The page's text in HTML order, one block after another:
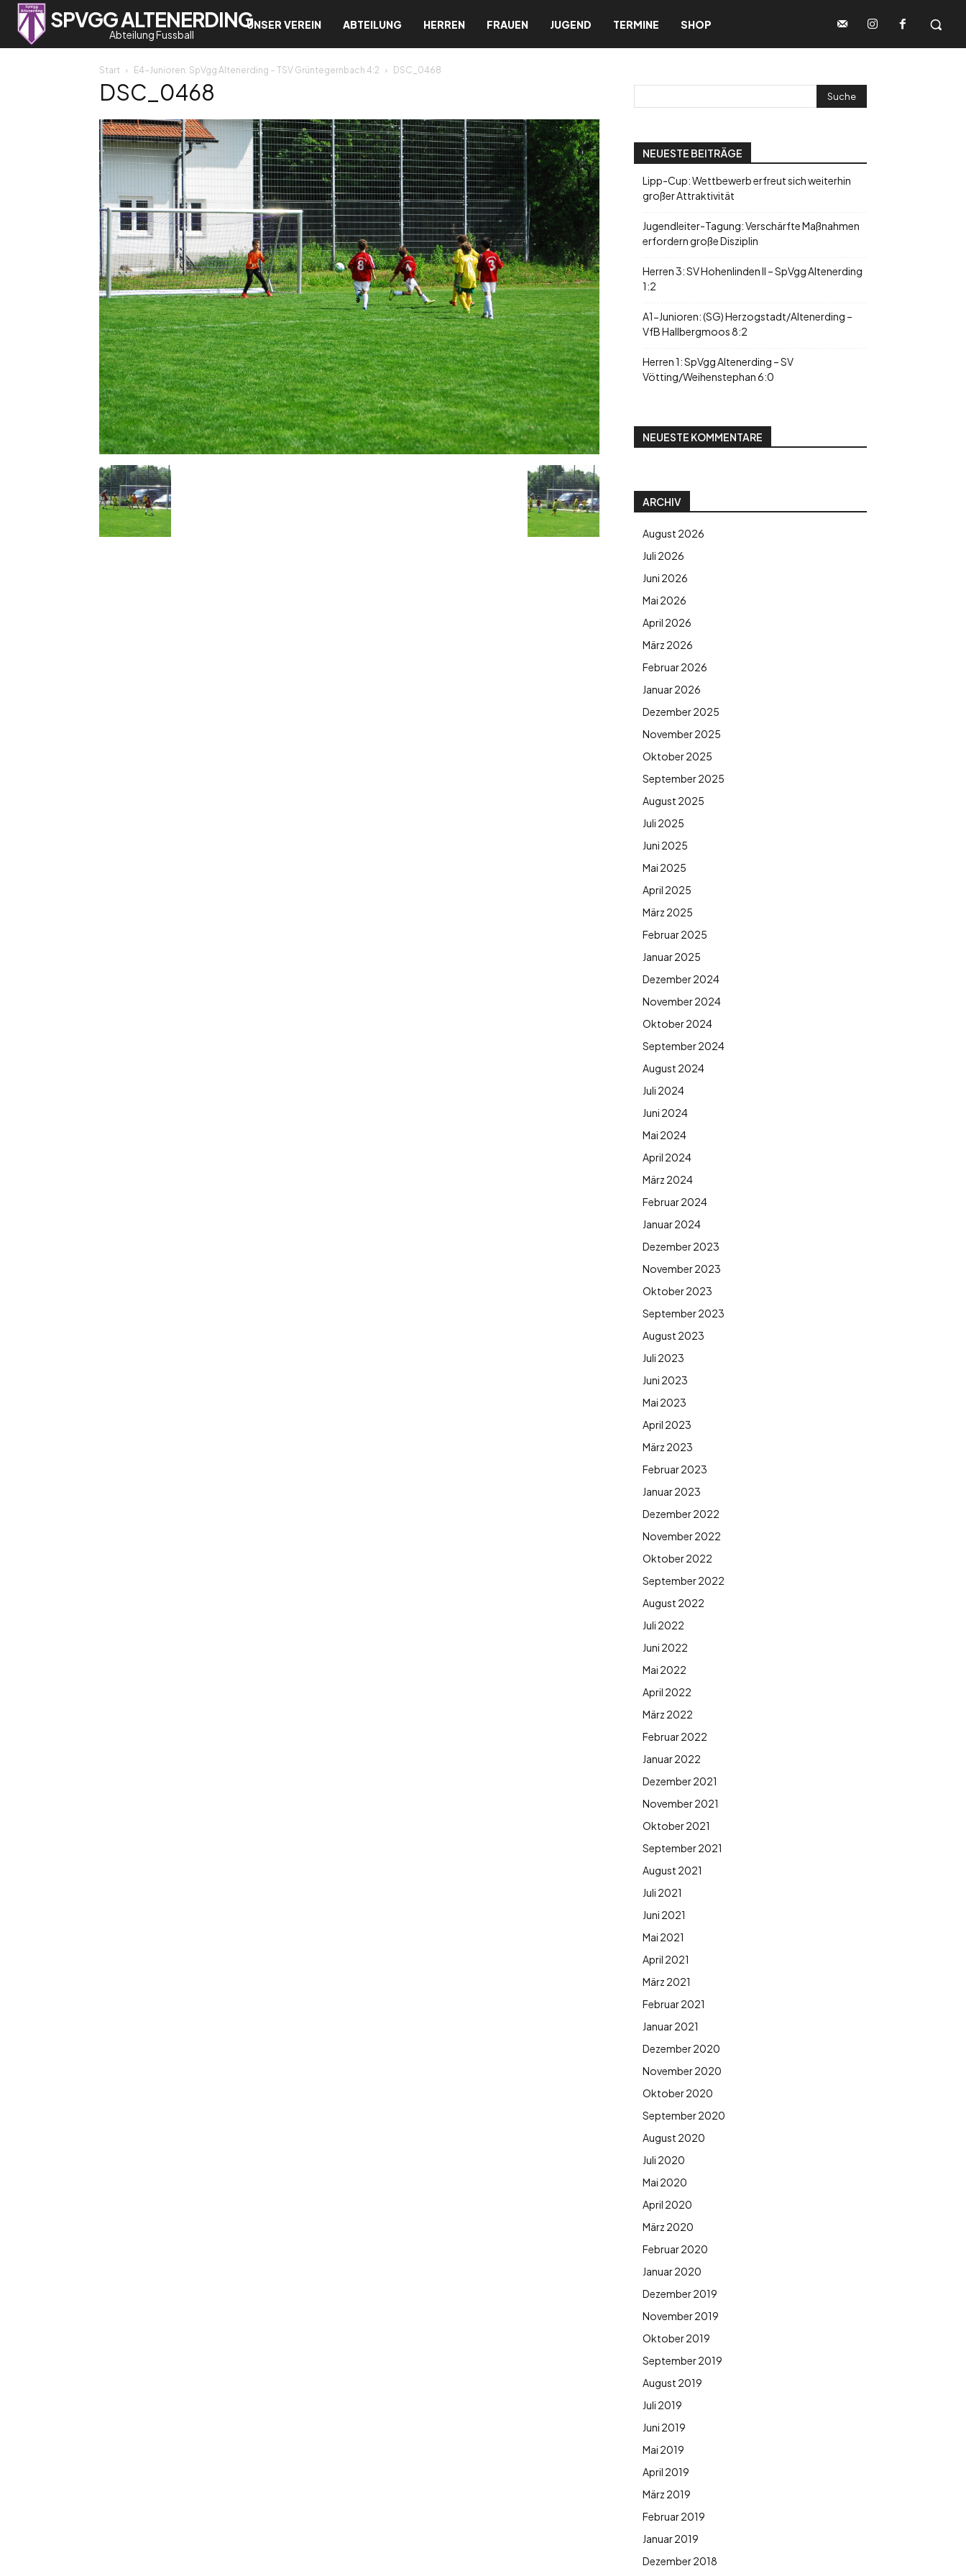
SPVGG ALTENERDING
Abteilung Fussball
UNSER VEREIN ABTEILUNG HERREN FRAUEN JUGEND TERMINE SHOP
Start E4-Junioren: SpVgg Altenerding – TSV Grüntegernbach 4:2 DSC_0468
DSC_0468
NEUESTE BEITRÄGE
Lipp-Cup: Wettbewerb erfreut sich weiterhin
großer Attraktivität
Jugendleiter-Tagung: Verschärfte Maßnahmen
erfordern große Disziplin
Herren 3: SV Hohenlinden II – SpVgg Altenerding
1:2
A1-Junioren: (SG) Herzogstadt/Altenerding –
VfB Hallbergmoos 8:2
Herren 1: SpVgg Altenerding – SV
Vötting/Weihenstephan 6:0
NEUESTE KOMMENTARE
ARCHIV
August 2026
Juli 2026
Juni 2026
Mai 2026
April 2026
März 2026
Februar 2026
Januar 2026
Dezember 2025
November 2025
Oktober 2025
September 2025
August 2025
Juli 2025
Juni 2025
Mai 2025
April 2025
März 2025
Februar 2025
Januar 2025
Dezember 2024
November 2024
Oktober 2024
September 2024
August 2024
Juli 2024
Juni 2024
Mai 2024
April 2024
März 2024
Februar 2024
Januar 2024
Dezember 2023
November 2023
Oktober 2023
September 2023
August 2023
Juli 2023
Juni 2023
Mai 2023
April 2023
März 2023
Februar 2023
Januar 2023
Dezember 2022
November 2022
Oktober 2022
September 2022
August 2022
Juli 2022
Juni 2022
Mai 2022
April 2022
März 2022
Februar 2022
Januar 2022
Dezember 2021
November 2021
Oktober 2021
September 2021
August 2021
Juli 2021
Juni 2021
Mai 2021
April 2021
März 2021
Februar 2021
Januar 2021
Dezember 2020
November 2020
Oktober 2020
September 2020
August 2020
Juli 2020
Mai 2020
April 2020
März 2020
Februar 2020
Januar 2020
Dezember 2019
November 2019
Oktober 2019
September 2019
August 2019
Juli 2019
Juni 2019
Mai 2019
April 2019
März 2019
Februar 2019
Januar 2019
Dezember 2018